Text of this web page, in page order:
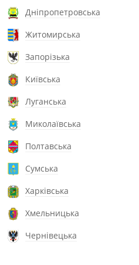
Дніпропетровська
Житомирська
Запорізька
Київська
Луганська
Миколаївська
Полтавська
Сумська
Харківська
Хмельницька
Чернівецька